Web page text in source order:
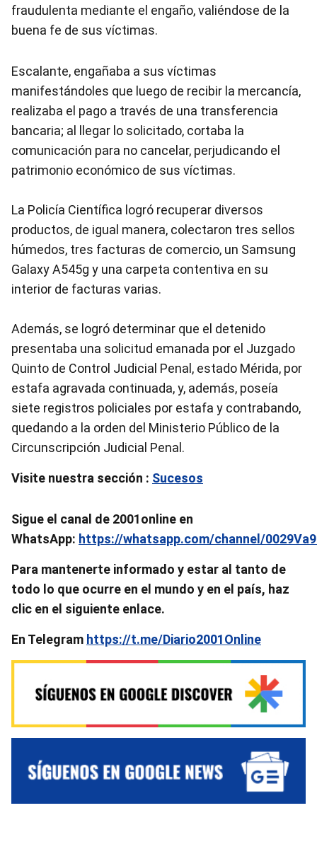
fraudulenta mediante el engaño, valiéndose de la
buena fe de sus víctimas.
Escalante, engañaba a sus víctimas
manifestándoles que luego de recibir la mercancía,
realizaba el pago a través de una transferencia
bancaria; al llegar lo solicitado, cortaba la
comunicación para no cancelar, perjudicando el
patrimonio económico de sus víctimas.
La Policía Científica logró recuperar diversos
productos, de igual manera, colectaron tres sellos
húmedos, tres facturas de comercio, un Samsung
Galaxy A545g y una carpeta contentiva en su
interior de facturas varias.
Además, se logró determinar que el detenido
presentaba una solicitud emanada por el Juzgado
Quinto de Control Judicial Penal, estado Mérida, por
estafa agravada continuada, y, además, poseía
siete registros policiales por estafa y contrabando,
quedando a la orden del Ministerio Público de la
Circunscripción Judicial Penal.
Visite nuestra sección : Sucesos
Sigue el canal de 2001online en
WhatsApp: https://whatsapp.com/channel/
Para mantenerte informado y estar al tanto de
todo lo que ocurre en el mundo y en el país, haz
clic en el siguiente enlace.
En Telegram https://t.me/Diario2001Online